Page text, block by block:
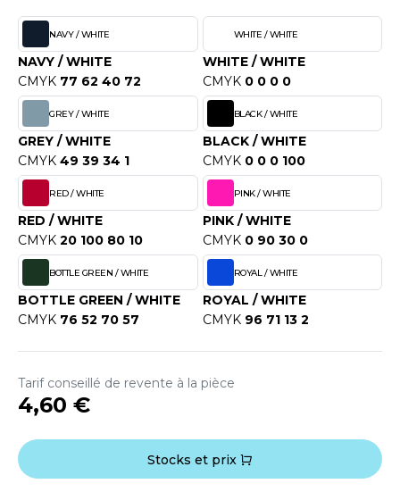
VETEMENTS
SHIRT
SHIRT
PROFESSIONNELLE
- BLOUSON
- BLANKS
COOL
HOODS
T'S
SERIE
NAVY / WHITE
NAVY / WHITE
CMYK 77 62 40 72
WHITE / WHITE
WHITE / WHITE
CMYK 0 0 0 0
GREY / WHITE
GREY / WHITE
CMYK 49 39 34 1
BLACK / WHITE
BLACK / WHITE
CMYK 0 0 0 100
RED / WHITE
RED / WHITE
CMYK 20 100 80 10
PINK / WHITE
PINK / WHITE
CMYK 0 90 30 0
BOTTLE GREEN / WHITE
BOTTLE GREEN / WHITE
CMYK 76 52 70 57
ROYAL / WHITE
ROYAL / WHITE
CMYK 96 71 13 2
Tarif conseillé de revente à la pièce
4,60 €
Stocks et prix